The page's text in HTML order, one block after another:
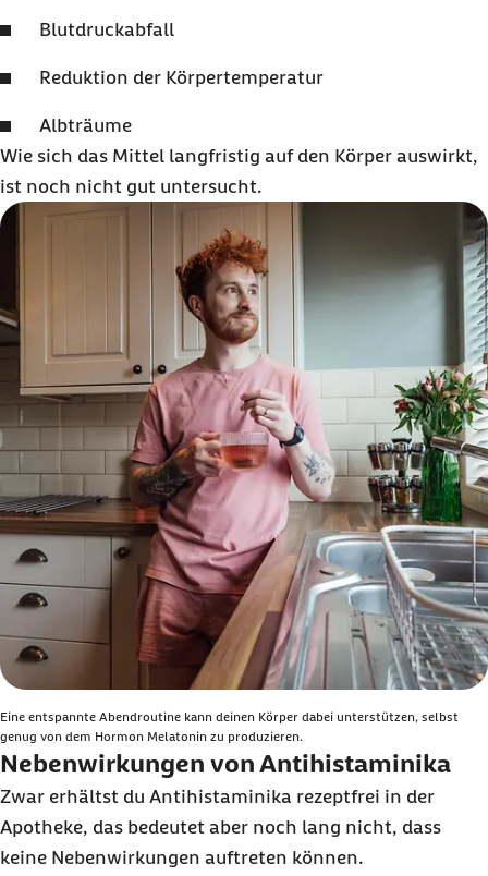
Blutdruckabfall
Reduktion der Körpertemperatur
Albträume
Wie sich das Mittel langfristig auf den Körper auswirkt,
ist noch nicht gut untersucht.
Eine entspannte Abendroutine kann deinen Körper dabei unterstützen, selbst
genug von dem Hormon Melatonin zu produzieren.
Nebenwirkungen von Antihistaminika
Zwar erhältst du Antihistaminika rezeptfrei in der
Apotheke, das bedeutet aber noch lang nicht, dass
keine Nebenwirkungen auftreten können.